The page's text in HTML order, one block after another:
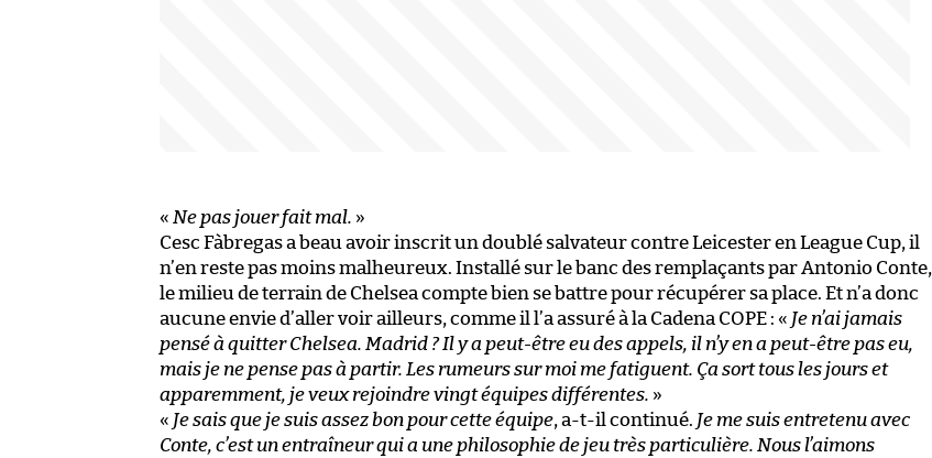
« Ne pas jouer fait mal. »
Cesc Fàbregas a beau avoir inscrit un doublé salvateur contre Leicester en League Cup, il
n’en reste pas moins malheureux. Installé sur le banc des remplaçants par Antonio Conte,
le milieu de terrain de Chelsea compte bien se battre pour récupérer sa place. Et n’a donc
aucune envie d’aller voir ailleurs, comme il l’a assuré à la Cadena COPE : « Je n’ai jamais
pensé à quitter Chelsea. Madrid ? Il y a peut-être eu des appels, il n’y en a peut-être pas eu,
mais je ne pense pas à partir. Les rumeurs sur moi me fatiguent. Ça sort tous les jours et
apparemment, je veux rejoindre vingt équipes différentes. »
« Je sais que je suis assez bon pour cette équipe, a-t-il continué. Je me suis entretenu avec
Conte, c’est un entraîneur qui a une philosophie de jeu très particulière. Nous l’aimons